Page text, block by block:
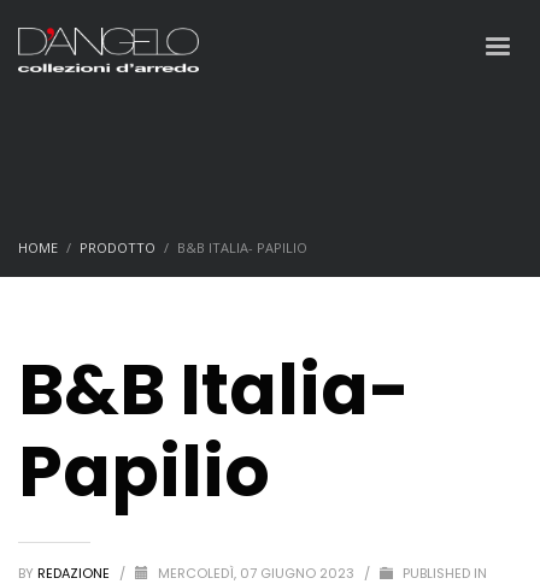
HOME PRODOTTO B&B ITALIA- PAPILIO
B&B Italia-
Papilio
BY REDAZIONE / MERCOLEDÌ, 07 GIUGNO 2023 / PUBLISHED IN